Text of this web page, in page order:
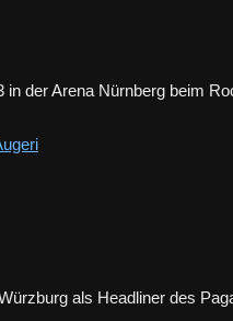
der Arena Nürnberg beim
als Headliner des